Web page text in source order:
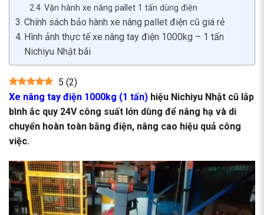
Vận hành xe nâng pallet 1 tấn dùng điện
Chính sách bảo hành xe nâng pallet điện cũ giá rẻ
Hình ảnh thực tế xe nâng tay điện 1000kg – 1 tấn
Nichiyu Nhật bãi
5 (2)
Xe nâng tay điện 1000kg (1 tấn) hiệu Nichiyu Nhật cũ lắp
bình ắc quy 24V công suất lớn dùng để nâng hạ và di
chuyển hoàn toàn bằng điện, nâng cao hiệu quả công
việc.